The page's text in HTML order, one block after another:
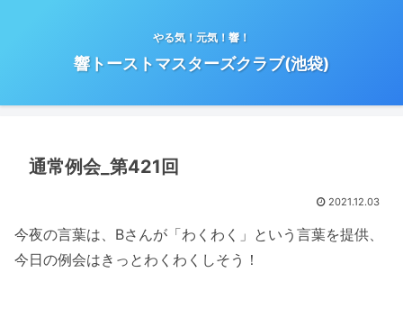
やる気！元気！響！
響トーストマスターズクラブ(池袋)
通常例会_第421回
2021.12.03
今夜の言葉は、Bさんが「わくわく」という言葉を提供、
今日の例会はきっとわくわくしそう！